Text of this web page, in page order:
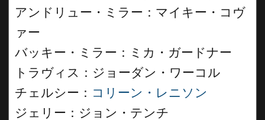
アンドリュー・ミラー：マイキー・コヴ
ァー
バッキー・ミラー：ミカ・ガードナー
トラヴィス：ジョーダン・ワーコル
チェルシー： コリーン・レニソン
ジェリー：ジョン・テンチ